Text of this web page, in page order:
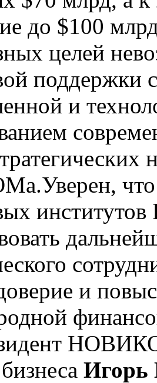
до $100
целей
поддержки
и
что
и
Игорь